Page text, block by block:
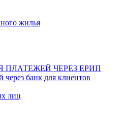
жилья
ПЛАТЕЖЕЙ ЧЕРЕЗ ЕРИП
через банк для клиентов
лиц